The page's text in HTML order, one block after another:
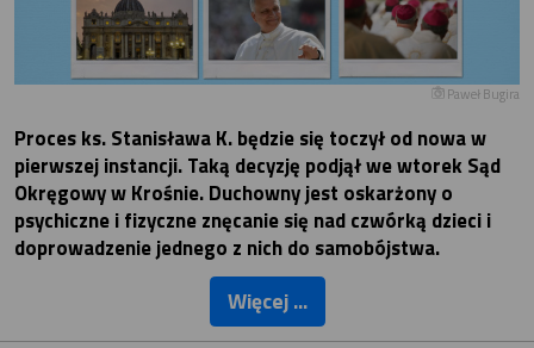
Paweł Bugira
Proces ks. Stanisława K. będzie się toczył od nowa w
pierwszej instancji. Taką decyzję podjął we wtorek Sąd
Okręgowy w Krośnie. Duchowny jest oskarżony o
psychiczne i fizyczne znęcanie się nad czwórką dzieci i
doprowadzenie jednego z nich do samobójstwa.
Więcej ...